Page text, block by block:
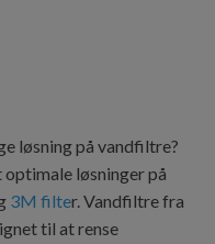
løsning på vandfiltre?
optimale løsninger på
3M filter. Vandfiltre fra
til at rense